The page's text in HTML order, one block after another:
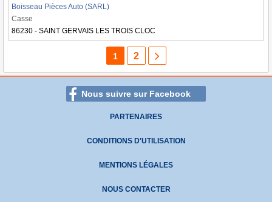
Boisseau Pièces Auto (SARL)
Casse
86230 - SAINT GERVAIS LES TROIS CLOC
1 2
Nous suivre sur Facebook
PARTENAIRES
CONDITIONS D'UTILISATION
MENTIONS LÉGALES
NOUS CONTACTER